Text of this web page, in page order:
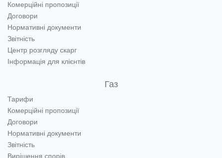
Комерційні пропозиції
Договори
Нормативні документи
Звітність
Центр розгляду скарг
Інформація для клієнтів
Газ
Тарифи
Комерційні пропозиції
Договори
Нормативні документи
Звітність
Вирішення спорів